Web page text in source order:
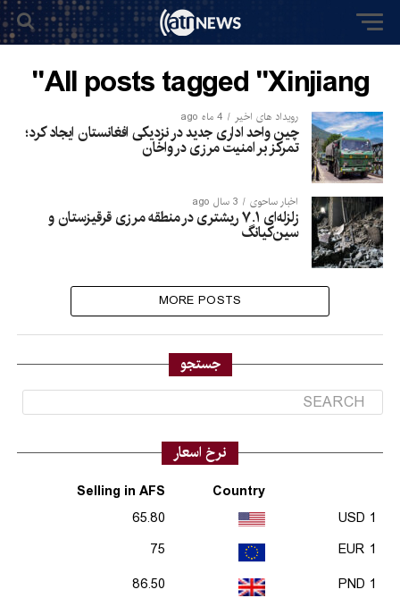
All posts tagged "Xinjiang"
رویداد های اخیر 4 ماه ago
چین واحد اداری جدید در نزدیکی افغانستان ایجاد کرد؛
تمرکز بر امنیت مرزی در واخان
اخبار ساحوی 3 سال ago
زلزله‌ای ۷.۱ ریشتری در منطقه مرزی قرقیزستان و
سین‌کیانگ
MORE POSTS
جستجو
نرخ اسعار
Country
Selling in AFS
1 USD
65.80
1 EUR
75
1 PND
86.50